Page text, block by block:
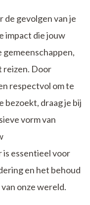
gevolgen van je
impact die jouw
gemeenschappen,
reizen. Door
respectvol om te
bezoekt, draag je bij
vorm van
essentieel voor
en het behoud
onze wereld.